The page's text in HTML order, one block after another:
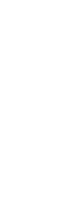
Informationen